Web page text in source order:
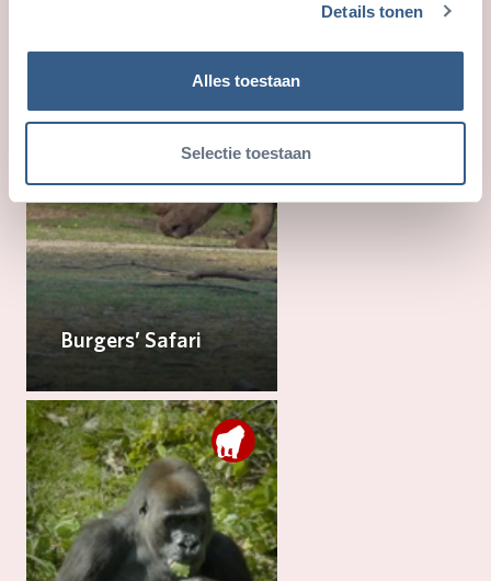
Details tonen
Alles toestaan
Selectie toestaan
Burgers’ Safari